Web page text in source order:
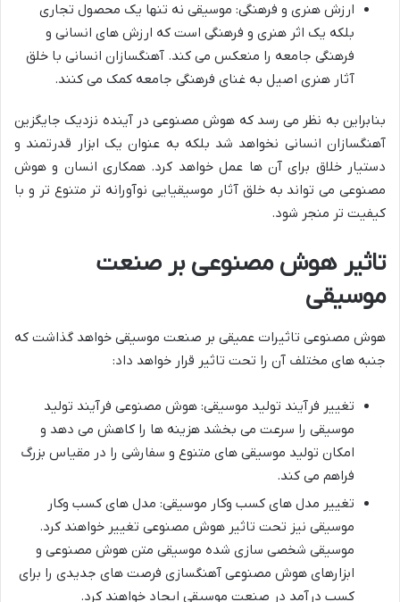
ارزش هنری و فرهنگی: موسیقی نه تنها یک محصول تجاری
بلکه یک اثر هنری و فرهنگی است که ارزش های انسانی و
فرهنگی جامعه را منعکس می کند. آهنگسازان انسانی با خلق
آثار هنری اصیل به غنای فرهنگی جامعه کمک می کنند.
بنابراین به نظر می رسد که هوش مصنوعی در آینده نزدیک جایگزین
آهنگسازان انسانی نخواهد شد بلکه به عنوان یک ابزار قدرتمند و
دستیار خلاق برای آن ها عمل خواهد کرد. همکاری انسان و هوش
مصنوعی می تواند به خلق آثار موسیقیایی نوآورانه تر متنوع تر و با
کیفیت تر منجر شود.
تاثیر هوش مصنوعی بر صنعت
موسیقی
هوش مصنوعی تاثیرات عمیقی بر صنعت موسیقی خواهد گذاشت که
جنبه های مختلف آن را تحت تاثیر قرار خواهد داد:
تغییر فرآیند تولید موسیقی: هوش مصنوعی فرآیند تولید
موسیقی را سرعت می بخشد هزینه ها را کاهش می دهد و
امکان تولید موسیقی های متنوع و سفارشی را در مقیاس بزرگ
فراهم می کند.
تغییر مدل های کسب وکار موسیقی: مدل های کسب وکار
موسیقی نیز تحت تاثیر هوش مصنوعی تغییر خواهند کرد.
موسیقی شخصی سازی شده موسیقی متن هوش مصنوعی و
ابزارهای هوش مصنوعی آهنگسازی فرصت های جدیدی را برای
کسب درآمد در صنعت موسیقی ایجاد خواهند کرد.